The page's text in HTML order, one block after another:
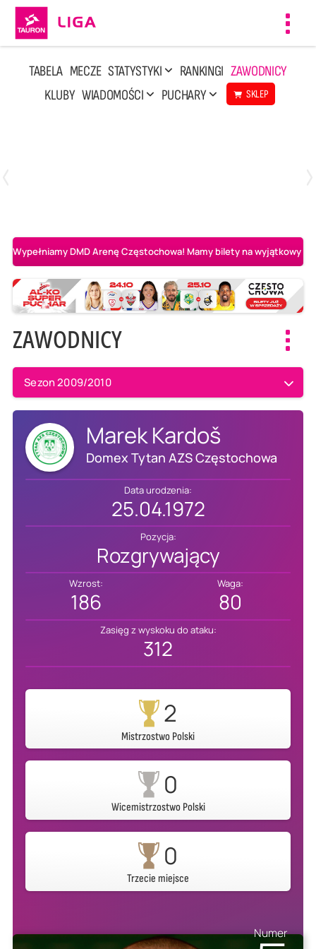
TABELA MECZE STATYSTYKI RANKINGI ZAWODNICY
KLUBY WIADOMOŚCI PUCHARY SKLEP
Wypełniamy DMD Arenę Częstochowa! Mamy bilety na wyjątkowy
ZAWODNICY
Sezon 2009/2010
Marek Kardoš
Domex Tytan AZS Częstochowa
Data urodzenia:
25.04.1972
Pozycja:
Rozgrywający
Wzrost:
186
Waga:
80
Zasięg z wyskoku do ataku:
312
2
Mistrzostwo Polski
0
Wicemistrzostwo Polski
0
Trzecie miejsce
Numer